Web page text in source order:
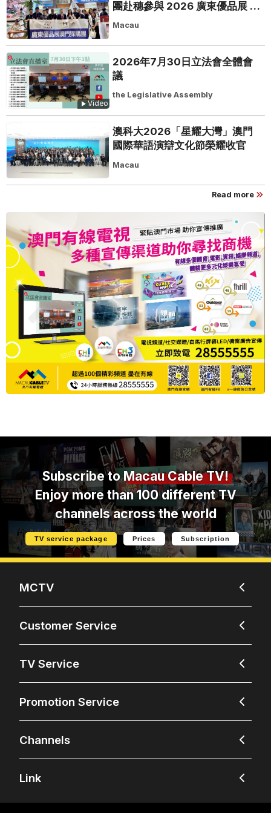
團赴穗參與 2026 廣東優品展 搭
建粵澳聯動橋樑助推粵品走向葡
Macau
Video
2026年7月30日立法會全體會
議
the Legislative Assembly
澳科大2026「星耀大灣」澳門
國際華語演辯文化節榮耀收官
Macau
Read more
Subscribe toMacau Cable TV!
Enjoy more than 100 different TV
channels across the world
TV service package Prices Subscription
MCTV
Customer Service
TV Service
Promotion Service
Channels
Link